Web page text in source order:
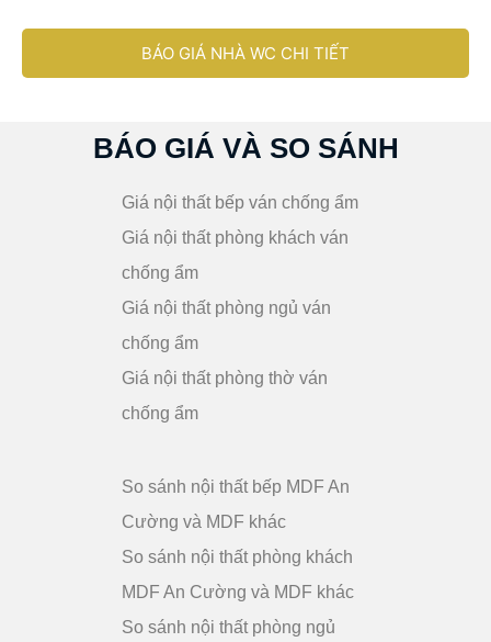
BÁO GIÁ NHÀ WC CHI TIẾT
BÁO GIÁ VÀ SO SÁNH
Giá nội thất bếp ván chống ẩm
Giá nội thất phòng khách ván
chống ẩm
Giá nội thất phòng ngủ ván
chống ẩm
Giá nội thất phòng thờ ván
chống ẩm
So sánh nội thất bếp MDF An
Cường và MDF khác
So sánh nội thất phòng khách
MDF An Cường và MDF khác
So sánh nội thất phòng ngủ